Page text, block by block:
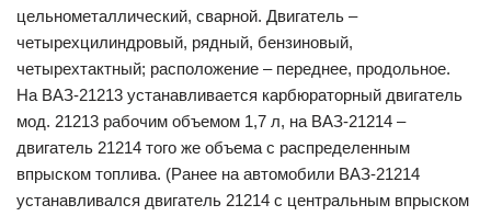
цельнометаллический, сварной. Двигатель –
четырехцилиндровый, рядный, бензиновый,
четырехтактный; расположение – переднее, продольное.
На ВАЗ-21213 устанавливается карбюраторный двигатель
мод. 21213 рабочим объемом 1,7 л, на ВАЗ-21214 –
двигатель 21214 того же объема с распределенным
впрыском топлива. (Ранее на автомобили ВАЗ-21214
устанавливался двигатель 21214 с центральным впрыском